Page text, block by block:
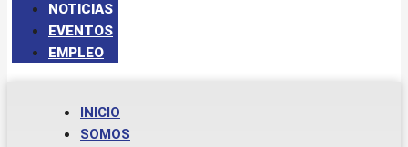
NOTICIAS
EVENTOS
EMPLEO
INICIO
SOMOS